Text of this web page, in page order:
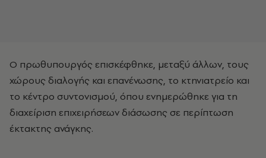
Ο πρωθυπουργός επισκέφθηκε, μεταξύ άλλων, τους
χώρους διαλογής και επανένωσης, το κτηνιατρείο και
το κέντρο συντονισμού, όπου ενημερώθηκε για τη
διαχείριση επιχειρήσεων διάσωσης σε περίπτωση
έκτακτης ανάγκης.